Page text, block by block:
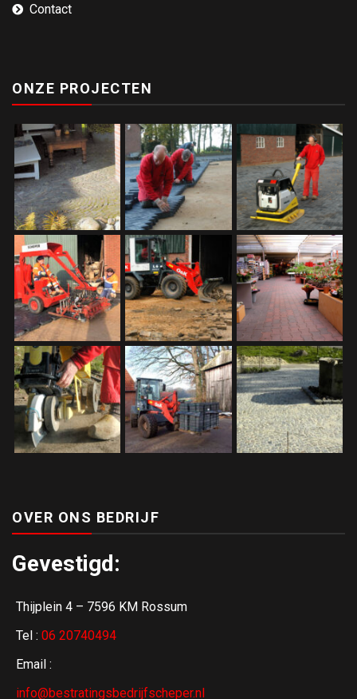
Contact
ONZE PROJECTEN
OVER ONS BEDRIJF
Gevestigd:
Thijplein 4 – 7596 KM Rossum
Tel : 06 20740494
Email :
info@bestratingsbedrijfscheper.nl